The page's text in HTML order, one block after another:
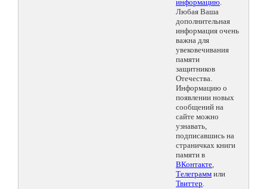
информацию.
Любая Ваша
дополнительная
информация очень
важна для
увековечивания
памяти
защитников
Отечества.
Информацию о
появлении новых
сообщений на
сайте можно
узнавать,
подписавшись на
страничках книги
памяти в
ВКонтакте,
Телеграмм или
Твиттер.